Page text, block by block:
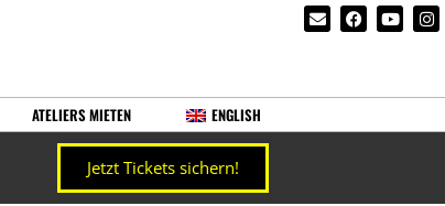
ATELIERS MIETEN ENGLISH
Jetzt Tickets sichern!